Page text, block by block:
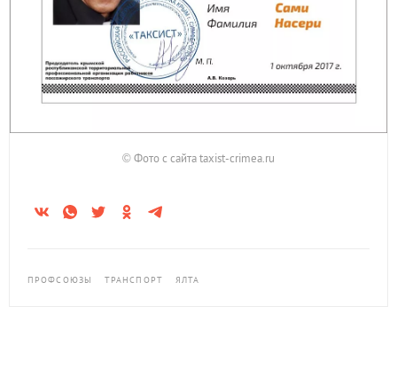
© Фото с сайта taxist-crimea.ru
ПРОФСОЮЗЫ ТРАНСПОРТ ЯЛТА